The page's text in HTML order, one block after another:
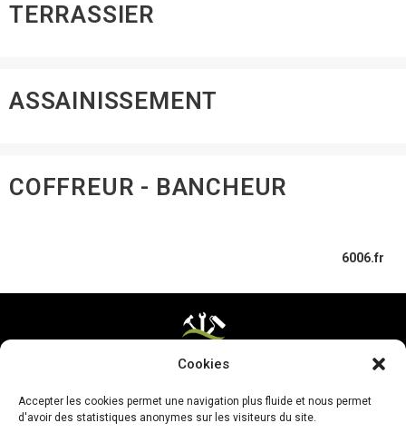
Cookies
Accepter les cookies permet une navigation plus fluide et nous permet
d'avoir des statistiques anonymes sur les visiteurs du site.
TERRASSIER
ASSAINISSEMENT
COFFREUR - BANCHEUR
6006.fr
Mettre ma page à jour